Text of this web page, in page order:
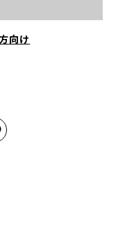
向け